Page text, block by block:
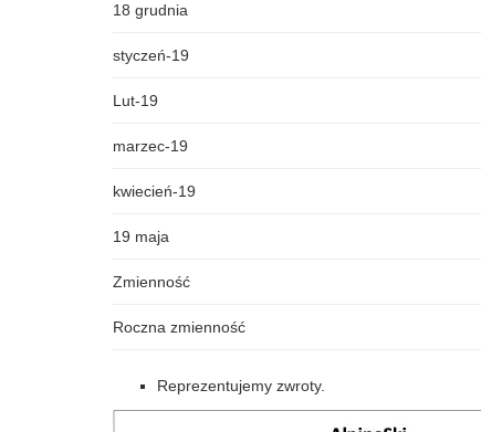
18 grudnia
styczeń-19
Lut-19
marzec-19
kwiecień-19
19 maja
Zmienność
Roczna zmienność
Reprezentujemy zwroty.